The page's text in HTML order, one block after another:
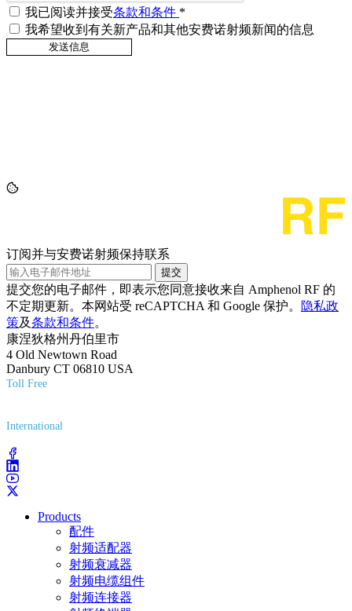
我已阅读并接受条款和条件 *
我希望收到有关新产品和其他安费诺射频新闻的信息
订阅并与安费诺射频保持联系
提交
提交您的电子邮件，即表示您同意接收来自 Amphenol RF 的
不定期更新。本网站受 reCAPTCHA 和 Google 保护。
隐私政
策及条款和条件。
康涅狄格州丹伯里市
4 Old Newtown Road
Danbury CT 06810 USA
Toll Free
International
Products
配件
射频适配器
射频衰减器
射频电缆组件
射频连接器